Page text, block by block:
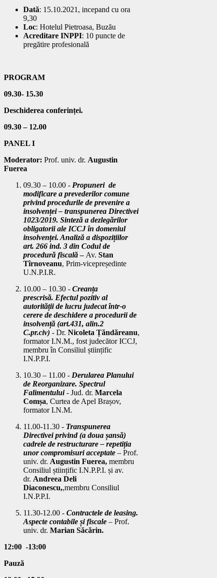
Dată: 15.10.2021, incepand cu ora
9,30
Loc: Hotelul Pietroasa, Buzău
Acreditare INPPI: 10 puncte de
pregătire profesională
PROGRAM
09.30- 15.30
Deschiderea conferinței.
09.30 – 12.00
PANEL I
Moderator: Prof. univ. dr. Augustin
Fuerea
09.30 – 10.00 - Propuneri de
modificare a prevederilor comune
privind procedurile de prevenire a
insolvenței– transpunerea Directivei
1023/2019. Sinteză a dezlegărilor
obligatorii ale ICCJ în domeniul
insolvenței. Analiză a dispozițiilor
art. 266 ind. 3 din Codul de
procedură fiscală– Av. Stan
Tîrnoveanu, Prim-vicepreședinte
U.N.P.I.R.
10.00 – 10.30 - Creanța
prescrisă. Efectul pozitiv al
autorității de lucru judecat într-o
cerere de deschidere a procedurii de
insolvență (art.431, alin.2
C.pr.civ) - Dr. Nicoleta Țăndăreanu,
formator I.N.M., fost judecător ICCJ,
membru în Consiliul științific
I.N.P.P.I.
10.30 – 11.00 - Derularea Planului
de Reorganizare. Spectrul
Falimentului- Jud. dr. Marcela
Comșa, Curtea de Apel Brașov,
formator I.N.M.
11.00-11.30 - Transpunerea
Directivei privind (a doua șansă)
cadrele de restructurare – repetiția
unor compromisuri acceptate – Prof.
univ. dr. Augustin Fuerea, membru
Consiliul științific I.N.P.P.I. și av.
dr. Andreea Deli
Diaconescu,,membru Consiliul
I.N.P.P.I.
11.30-12.00 - Contractele de leasing.
Aspecte contabile și fiscale – Prof.
univ. dr. Marian Săcărin.
12:00 -13:00
Pauză